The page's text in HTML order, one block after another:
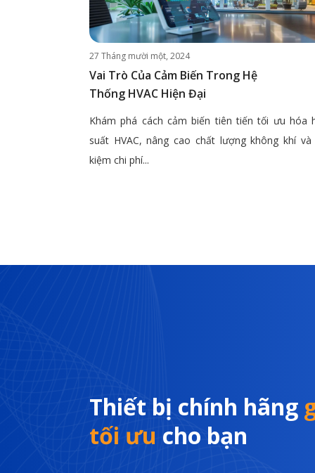
27 Tháng mười một, 2024
Vai Trò Của Cảm Biến Trong Hệ
Thống HVAC Hiện Đại
Khám phá cách cảm biến tiên tiến tối ưu hóa
suất HVAC, nâng cao chất lượng không khí
kiệm chi phí...
Thiết bị chính hãng
tối ưu cho bạn